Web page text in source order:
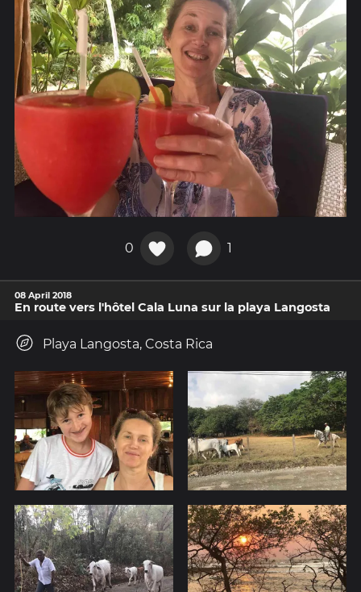
0 1
08 April 2018
En route vers l'hôtel Cala Luna sur la playa Langosta
Playa Langosta, Costa Rica